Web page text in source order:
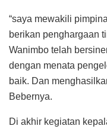
“saya mewakili
berikan penghargaan
Wanimbo telah
dengan menata
baik. Dan
Bebernya.
Di akhir kegiatan